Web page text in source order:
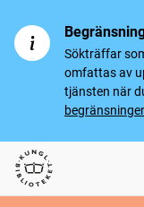
Sökträffar
omfattas av
tjänsten när
Svenska tidningar